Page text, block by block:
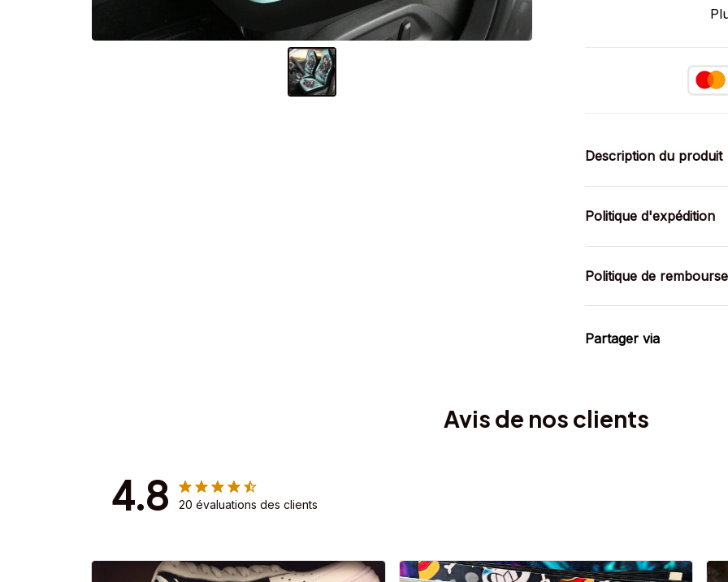
Description du produit
Politique d'expédition
Politique de
Partager via
Avis de nos clients
4.8 20 évaluations des clients